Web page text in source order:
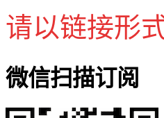
请以链接形
微信扫描订阅